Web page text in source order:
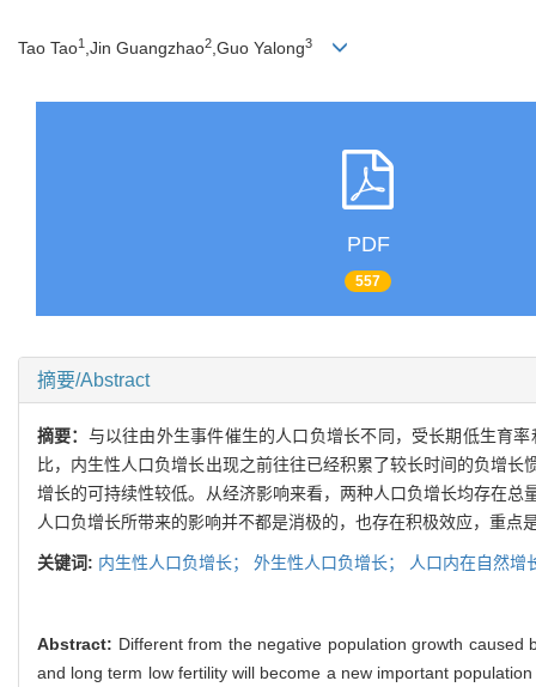
Tao Tao1 ,Jin Guangzhao2 ,Guo Yalong3
PDF
557
摘要/Abstract
摘要： 与以往由外生事件催生的人口负增长不同，受长期低生育
比，内生性人口负增长出现之前往往已经积累了较长时间的负增
增长的可持续性较低。从经济影响来看，两种人口负增长均存在
人口负增长所带来的影响并不都是消极的，也存在积极效应，重
关键词: 内生性人口负增长； 外生性人口负增长； 人口内在自然增
Abstract: Different from the negative population growth
and long term low fertility will become a new important